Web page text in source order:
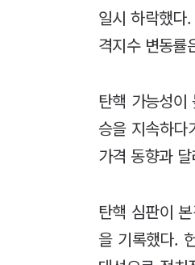
일시 하락했다
격지수 변동
탄핵 가능성
승을 지속하
가격 동향과
탄핵 심판이
을 기록했다.